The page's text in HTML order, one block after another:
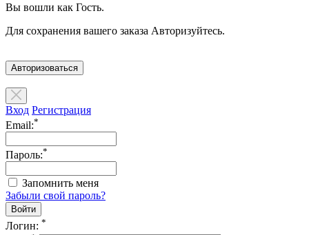
Вы вошли как Гость.
Для сохранения вашего заказа Авторизуйтесь.
Авторизоваться
Вход Регистрация
Email:*
Пароль:*
Запомнить меня
Забыли свой пароль?
Логин: *